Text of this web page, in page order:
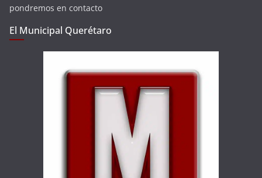
pondremos en contacto
El Municipal Querétaro